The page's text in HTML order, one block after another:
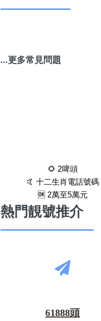
...更多常見問題
🌻 2啤頭
🤙 十二生肖電話號碼
🆗️ 2萬至5萬元
熱門靚號推介
61888頭